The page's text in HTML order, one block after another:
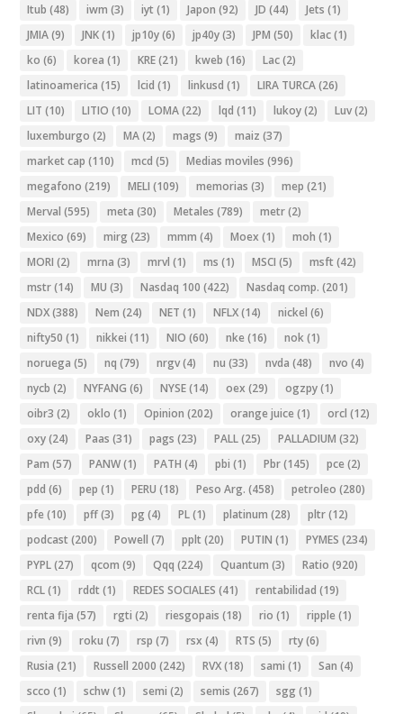
Itub (48) iwm (3) iyt (1) Japon (92) JD (44) Jets (1)
JMIA(9) JNK(1) jp10y(6) jp40y(3) JPM (50) klac(1)
ko (6) korea (1) KRE(21) kweb (16) Lac(2)
latinoamerica (15) lcid (1) linkusd (1) LIRA TURCA(26)
LIT (10) LITIO (10) LOMA(22) lqd (11) lukoy(2) Luv(2)
luxemburgo (2) MA(2) mags (9) maiz (37)
market cap (110) mcd (5) Medias moviles (996)
megafono (219) MELI (109) memorias (3) mep (21)
Merval (595) meta (30) Metales (789) metr(2)
Mexico (69) mirg (23) mmm (4) Moex (1) moh (1)
MORI (2) mrna (3) mrvl (1) ms (1) MSCI (5) msft (42)
mstr(14) MU (3) Nasdaq 100 (422) Nasdaq comp. (201)
NDX(388) Nem (24) NET (1) NFLX(14) nickel (6)
nifty50 (1) nikkei (11) NIO (60) nke (16) nok(1)
noruega (5) nq (79) nrgv(4) nu (33) nvda (48) nvo (4)
nycb (2) NYFANG (6) NYSE(14) oex (29) ogzpy(1)
oibr3 (2) oklo (1) Opinion (202) orange juice (1) orcl (12)
oxy(24) Paas (31) pags (23) PALL(25) PALLADIUM (32)
Pam (57) PANW(1) PATH (4) pbi (1) Pbr(145) pce (2)
pdd (6) pep (1) PERU (18) Peso Arg. (458) petroleo (280)
pfe (10) pff(3) pg (4) PL(1) platinum (28) pltr(12)
podcast (200) Powell (7) pplt (20) PUTIN (1) PYMES (234)
PYPL(27) qcom (9) Qqq (224) Quantum (3) Ratio (920)
RCL(1) rddt (1) REDES SOCIALES (41) rentabilidad (19)
renta fija (57) rgti (2) riesgopais (18) rio (1) ripple (1)
rivn (9) roku (7) rsp (7) rsx (4) RTS (5) rty(6)
Rusia (21) Russell 2000 (242) RVX(18) sami (1) San (4)
scco (1) schw(1) semi (2) semis (267) sgg (1)